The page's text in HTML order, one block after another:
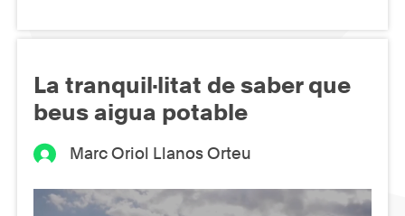
La tranquil·litat de saber que
beus aigua potable
Marc Oriol Llanos Orteu